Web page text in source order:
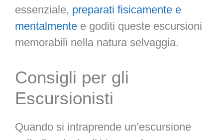
essenziale, preparati fisicamente e
mentalmente e goditi queste escursioni
memorabili nella natura selvaggia.
Consigli per gli
Escursionisti
Quando si intraprende un’escursione